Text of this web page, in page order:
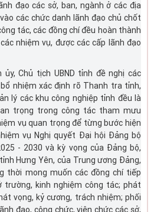
đạo các sở, ban, ngành ở các địa
các chức danh lãnh đạo chủ chốt
tác, các đồng chí đều hoàn thành
nhiệm vụ, được các cấp lãnh đạo
Chủ tịch UBND tỉnh đề nghị các
nhiệm xác định rõ Thanh tra tỉnh,
lý các khu công nghiệp tỉnh đều là
trọng trong công tác tham mưu
vụ quan trọng để từng bước hiện
vụ Nghị quyết Đại hội Đảng bộ
- 2030 và kỳ vọng của Đảng bộ,
Hưng Yên, của Trung ương Đảng,
thời mong muốn các đồng chí tiếp
trường, kinh nghiệm công tác; phát
vọng, kỷ cương, trách nhiệm; phối
đạo, công chức, viên chức các sở,